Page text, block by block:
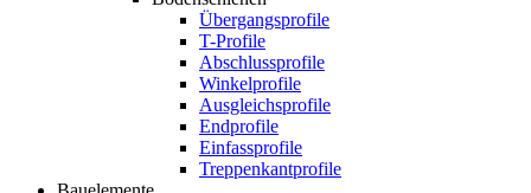
Übergangsprofile
T-Profile
Abschlussprofile
Winkelprofile
Ausgleichsprofile
Endprofile
Einfassprofile
Treppenkantprofile